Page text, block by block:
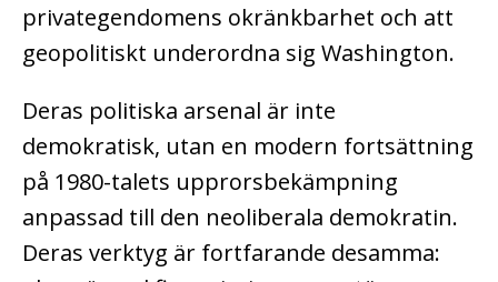
privategendomens okränkbarhet och att
geopolitiskt underordna sig Washington.
Deras politiska arsenal är inte
demokratisk, utan en modern fortsättning
på 1980-talets upprorsbekämpning
anpassad till den neoliberala demokratin.
Deras verktyg är fortfarande desamma: